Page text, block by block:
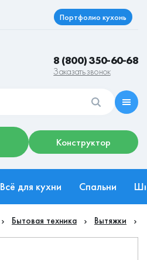
Портфолио кухонь
8 (800) 350-60-68
Заказать звонок
Конструктор
Всё для кухни Спальни
Бытовая техника Вытяжки